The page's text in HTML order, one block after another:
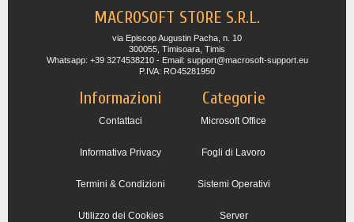
MACROSOFT STORE S.R.L.
via Episcop Augustin Pacha, n. 10
300055, Timisoara, Timis
Whatsapp: +39 3274538210 - Email: support@macrosoft-support.eu
P.IVA: RO45281950
Informazioni
Contattaci
Informativa Privacy
Termini & Condizioni
Utilizzo dei Cookies
Categorie
Microsoft Office
Fogli di Lavoro
Sistemi Operativi
Server